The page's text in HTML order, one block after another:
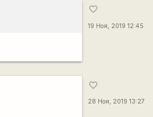
favorite_border
19 Ноя, 2019 12:45
favorite_border
28 Ноя, 2019 13:27